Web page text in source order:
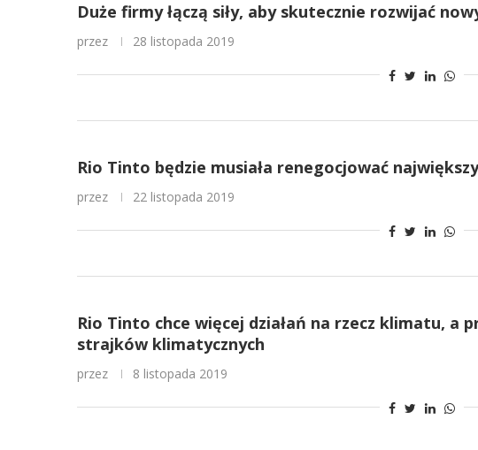
Duże firmy łączą siły, aby skutecznie rozwijać
przez 28 listopada 2019
Rio Tinto będzie musiała renegocjować
przez 22 listopada 2019
Rio Tinto chce więcej działań na rzecz klimatu, a
strajków klimatycznych
przez 8 listopada 2019